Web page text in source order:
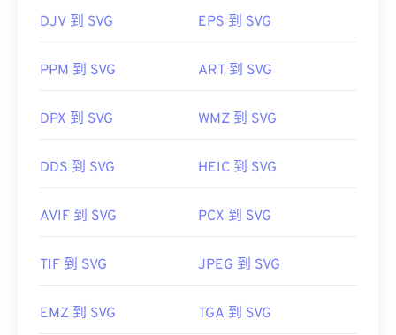
開發人員：微軟公司
https://en.wikipedia.org/wiki/
DJV 到 SVG EPS 到 SVG
PPM 到 SVG ART 到 SVG
DPX 到 SVG WMZ 到 SVG
DDS 到 SVG HEIC 到 SVG
AVIF 到 SVG PCX 到 SVG
TIF 到 SVG JPEG 到 SVG
EMZ 到 SVG TGA 到 SVG